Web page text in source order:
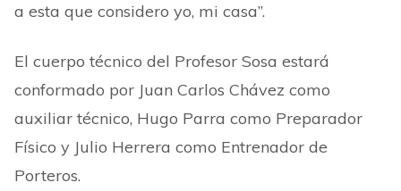
a esta que considero yo, mi casa”.
El cuerpo técnico del Profesor Sosa estará
conformado por Juan Carlos Chávez como
auxiliar técnico, Hugo Parra como Preparador
Físico y Julio Herrera como Entrenador de
Porteros.